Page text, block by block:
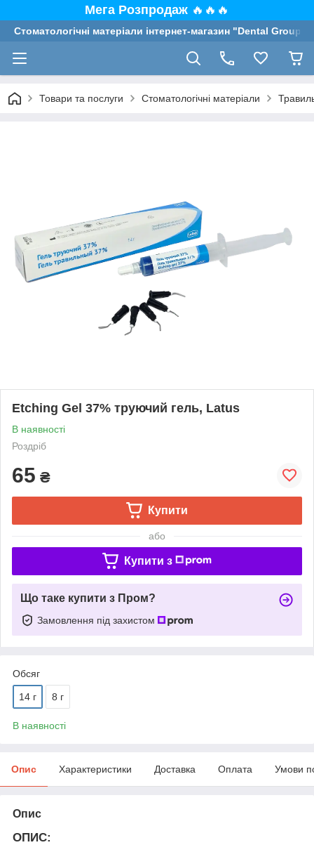
Мега Розпродаж 🔥🔥🔥
Стоматологічні матеріали інтернет-магазин "Dental Group"
Товари та послуги Стоматологічні матеріали
Etching Gel 37% труючий гель, Latus
В наявності
Роздріб
65 ₴
Купити
або
Купити з
Що таке купити з Пром?
Замовлення під захистом
Обсяг
14 г 8 г
В наявності
Опис Характеристики Доставка Оплата Умови
Опис
ОПИС: